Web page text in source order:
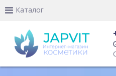
Каталог